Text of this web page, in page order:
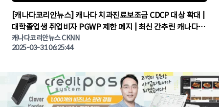
▶
[캐나다코리안뉴스] 캐나다 치과진료보조금 CDCP 대상 확대 |
대학졸업생 취업비자 PGWP 제한 폐지 | 최신 간추린 캐나다뉴
스 | CKNNEWS | 캐나다뉴스 | 토론토뉴스
캐나다코리안뉴스 CKNN
2025-03-31 06:25:44